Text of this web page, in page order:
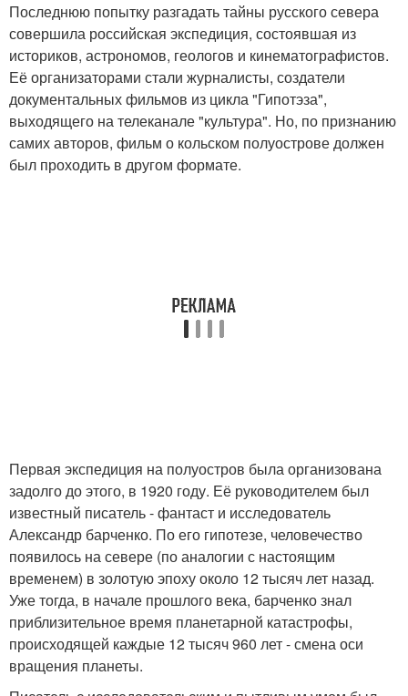
Последнюю попытку разгадать тайны русского севера
совершила российская экспедиция, состоявшая из
историков, астрономов, геологов и кинематографистов.
Её организаторами стали журналисты, создатели
документальных фильмов из цикла "Гипотэза",
выходящего на телеканале "культура". Но, по признанию
самих авторов, фильм о кольском полуострове должен
был проходить в другом формате.
Первая экспедиция на полуостров была организована
задолго до этого, в 1920 году. Её руководителем был
известный писатель - фантаст и исследователь
Александр барченко. По его гипотезе, человечество
появилось на севере (по аналогии с настоящим
временем) в золотую эпоху около 12 тысяч лет назад.
Уже тогда, в начале прошлого века, барченко знал
приблизительное время планетарной катастрофы,
происходящей каждые 12 тысяч 960 лет - смена оси
вращения планеты.